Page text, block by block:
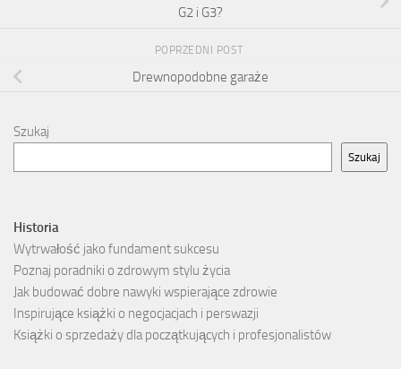
G2 i G3?
POPRZEDNI POST
Drewnopodobne garaże
Szukaj
Szukaj
Historia
Wytrwałość jako fundament sukcesu
Poznaj poradniki o zdrowym stylu życia
Jak budować dobre nawyki wspierające zdrowie
Inspirujące książki o negocjacjach i perswazji
Książki o sprzedaży dla początkujących i profesjonalistów